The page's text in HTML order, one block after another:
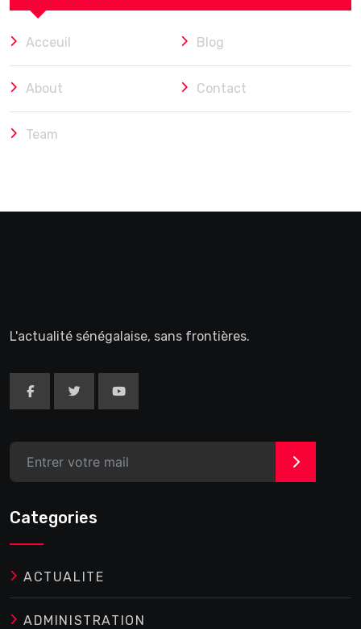
Acceuil Blog
About Contact
Team
L'actualité sénégalaise, sans frontières.
>
Categories
ACTUALITE
ADMINISTRATION